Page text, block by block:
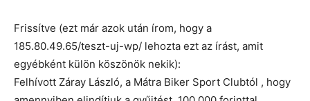
Frissítve (ezt már azok után írom, hogy a
185.80.49.65/teszt-uj-wp/ lehozta ezt az írást, amit
egyébként külön köszönök nekik):
Felhívott Záray László, a Mátra Biker Sport Clubtól , hogy